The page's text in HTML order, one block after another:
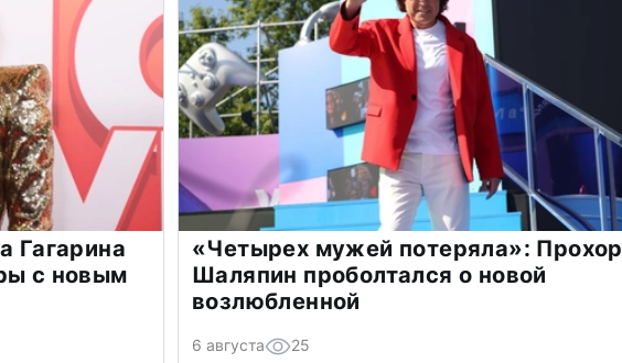
Гагарина
с новым
«Четырех мужей потеряла»: Прохор
Шаляпин проболтался о новой
возлюбленной
6 августа 25